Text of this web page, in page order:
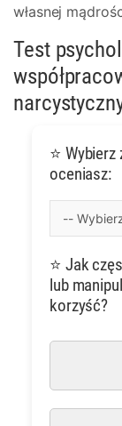
własnej
Test
⭐
oceniasz:
⭐ Jak
lub
korzyść?